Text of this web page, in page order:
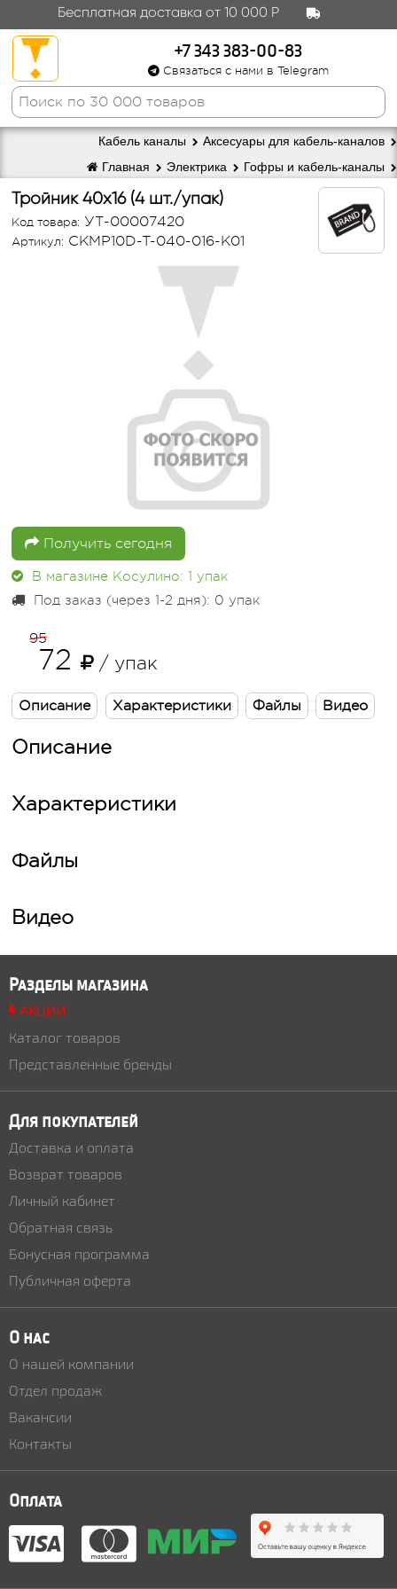
Бесплатная доставка от 10 000 Р
+7 343 383-00-83
Связаться с нами в Telegram
Аксесуары для кабель-каналов
Кабель каналы
Гофры и кабель-каналы
Электрика
Главная
Тройник 40x16 (4 шт./упак)
Код товара: УТ-00007420
Артикул: CKMP10D-T-040-016-K01
Получить сегодня
В магазине Косулино: 1упак
Под заказ (через 1-2 дня): 0упак
95
72 / упак
Описание Характеристики Файлы Видео
Описание
Характеристики
Файлы
Видео
Разделы магазина
АКЦИИ
Каталог товаров
Представленные бренды
Для покупателей
Доставка и оплата
Возврат товаров
Личный кабинет
Обратная связь
Бонусная программа
Публичная оферта
О нас
О нашей компании
Отдел продаж
Вакансии
Контакты
Оплата